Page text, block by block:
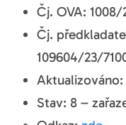
Čj. OVA: 1008/
Čj.
109604/23/
Aktualizováno:
Stav: 8 –